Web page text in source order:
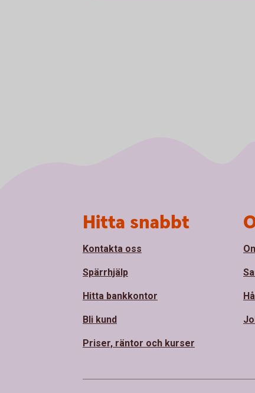
Hitta snabbt
Kontakta oss
Spärrhjälp
Hitta bankkontor
Bli kund
Priser, räntor och kurser